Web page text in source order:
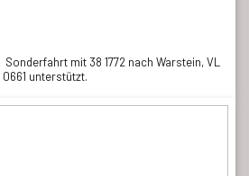
Sonderfahrt mit 38 1772 nach Warstein, VL
0661 unterstützt.